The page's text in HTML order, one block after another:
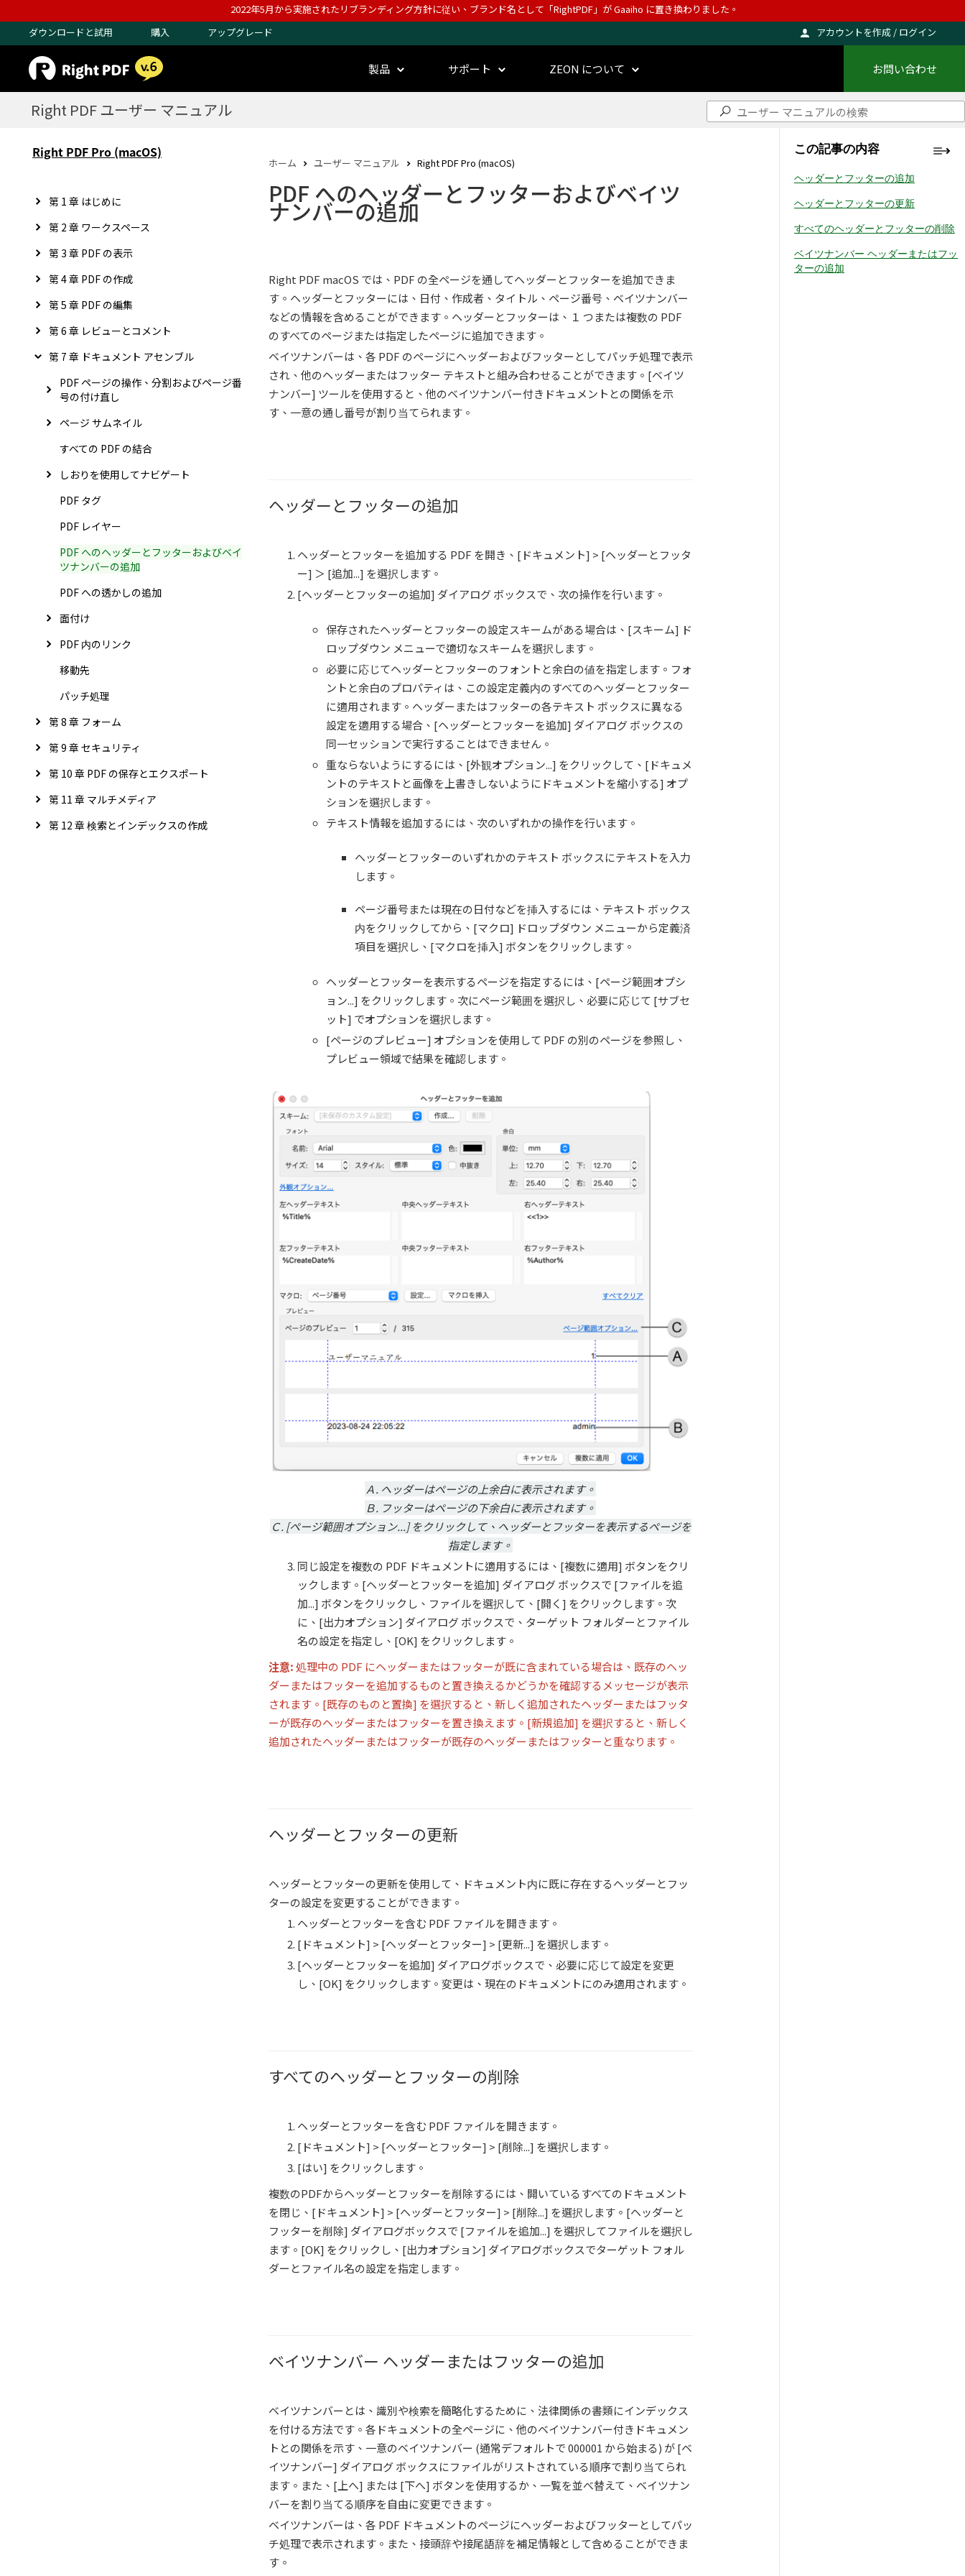
2022年5月から実施されたリブランディング方針に従い、ブランド名として「RightPDF」が Gaaiho に置き換わりました。
ダウンロードと試用
購入 アップグレード アカウントを作成 / ログイン
製品 サポート ZEON について お問い合わせ
Right PDF ユーザー マニュアル
Right PDF Pro (macOS)
第 1 章 はじめに
第 2 章 ワークスペース
第 3 章 PDF の表示
第 4 章 PDF の作成
第 5 章 PDF の編集
第 6 章 レビューとコメント
第 7 章 ドキュメント アセンブル
PDF ページの操作、分割およびページ番
号の付け直し
ページ サムネイル
すべての PDF の結合
しおりを使用してナビゲート
PDF タグ
PDF レイヤー
PDF へのヘッダーとフッターおよびベイ
ツナンバーの追加
PDF への透かしの追加
面付け
PDF 内のリンク
移動先
パッチ処理
第 8 章 フォーム
第 9 章 セキュリティ
第 10 章 PDF の保存とエクスポート
第 11 章 マルチメディア
第 12 章 検索とインデックスの作成
ホーム ユーザー マニュアル Right PDF Pro (macOS)
PDF へのヘッダーとフッターおよびベイツ
ナンバーの追加
Right PDF macOS では、PDF の全ページを通してヘッダーとフッターを追加できま
す。ヘッダーとフッターには、日付、作成者、タイトル、ページ番号、ベイツナンバー
などの情報を含めることができます。ヘッダーとフッターは、１ つまたは複数の PDF
のすべてのページまたは指定したページに追加できます。
ベイツナンバーは、各 PDF のページにヘッダーおよびフッターとしてパッチ処理で表示
され、他のヘッダーまたはフッター テキストと組み合わせることができます。[ベイツ
ナンバー] ツールを使用すると、他のベイツナンバー付きドキュメントとの関係を示
す、一意の通し番号が割り当てられます。
ヘッダーとフッターの追加
ヘッダーとフッターを追加する PDF を開き、[ドキュメント] > [ヘッダーとフッタ
ー] ＞ [追加...] を選択します。
[ヘッダーとフッターの追加] ダイアログ ボックスで、次の操作を行います。
保存されたヘッダーとフッターの設定スキームがある場合は、[スキーム] ド
ロップダウン メニューで適切なスキームを選択します。
必要に応じてヘッダーとフッターのフォントと余白の値を指定します。フォ
ントと余白のプロパティは、この設定定義内のすべてのヘッダーとフッター
に適用されます。ヘッダーまたはフッターの各テキスト ボックスに異なる
設定を適用する場合、[ヘッダーとフッターを追加] ダイアログ ボックスの
同一セッションで実行することはできません。
重ならないようにするには、[外観オプション...] をクリックして、[ドキュメ
ントのテキストと画像を上書きしないようにドキュメントを縮小する] オプ
ションを選択します。
テキスト情報を追加するには、次のいずれかの操作を行います。
ヘッダーとフッターのいずれかのテキスト ボックスにテキストを入力
します。
ページ番号または現在の日付などを挿入するには、テキスト ボックス
内をクリックしてから、[マクロ] ドロップダウン メニューから定義済
項目を選択し、[マクロを挿入] ボタンをクリックします。
ヘッダーとフッターを表示するページを指定するには、[ページ範囲オプシ
ョン...] をクリックします。次にページ範囲を選択し、必要に応じて [サブセ
ット] でオプションを選択します。
[ページのプレビュー] オプションを使用して PDF の別のページを参照し、
プレビュー領域で結果を確認します。
Ａ. ヘッダーはページの上余白に表示されます。
Ｂ. フッターはページの下余白に表示されます。
Ｃ. [ページ範囲オプション...] をクリックして、ヘッダーとフッターを表示するページを
指定します。
同じ設定を複数の PDF ドキュメントに適用するには、[複数に適用] ボタンをクリ
ックします。[ヘッダーとフッターを追加] ダイアログ ボックスで [ファイルを追
加...] ボタンをクリックし、ファイルを選択して、[開く] をクリックします。次
に、[出力オプション] ダイアログ ボックスで、ターゲット フォルダーとファイル
名の設定を指定し、[OK] をクリックします。
注意:処理中の PDF にヘッダーまたはフッターが既に含まれている場合は、既存のヘッ
ダーまたはフッターを追加するものと置き換えるかどうかを確認するメッセージが表示
されます。[既存のものと置換] を選択すると、新しく追加されたヘッダーまたはフッタ
ーが既存のヘッダーまたはフッターを置き換えます。[新規追加] を選択すると、新しく
追加されたヘッダーまたはフッターが既存のヘッダーまたはフッターと重なります。
ヘッダーとフッターの更新
ヘッダーとフッターの更新を使用して、ドキュメント内に既に存在するヘッダーとフッ
ターの設定を変更することができます。
ヘッダーとフッターを含む PDF ファイルを開きます。
[ドキュメント] > [ヘッダーとフッター] > [更新...] を選択します。
[ヘッダーとフッターを追加] ダイアログボックスで、必要に応じて設定を変更
し、[OK] をクリックします。変更は、現在のドキュメントにのみ適用されます。
すべてのヘッダーとフッターの削除
ヘッダーとフッターを含む PDF ファイルを開きます。
[ドキュメント] > [ヘッダーとフッター] > [削除...] を選択します。
[はい] をクリックします。
複数のPDFからヘッダーとフッターを削除するには、開いているすべてのドキュメント
を閉じ、[ドキュメント] > [ヘッダーとフッター] > [削除...] を選択します。[ヘッダーと
フッターを削除] ダイアログボックスで [ファイルを追加...] を選択してファイルを選択し
ます。[OK] をクリックし、[出力オプション] ダイアログボックスでターゲット フォル
ダーとファイル名の設定を指定します。
ベイツナンバー ヘッダーまたはフッターの追加
ベイツナンバーとは、識別や検索を簡略化するために、法律関係の書類にインデックス
を付ける方法です。各ドキュメントの全ページに、他のベイツナンバー付きドキュメン
トとの関係を示す、一意のベイツナンバー (通常デフォルトで 000001 から始まる) が [ベ
イツナンバー] ダイアログ ボックスにファイルがリストされている順序で割り当てられ
ます。また、[上へ] または [下へ] ボタンを使用するか、一覧を並べ替えて、ベイツナン
バーを割り当てる順序を自由に変更できます。
ベイツナンバーは、各 PDF ドキュメントのページにヘッダーおよびフッターとしてパッ
チ処理で表示されます。また、接頭辞や接尾語辞を補足情報として含めることができま
す。
この記事の内容
ヘッダーとフッターの追加
ヘッダーとフッターの更新
すべてのヘッダーとフッターの削除
ベイツナンバー ヘッダーまたはフッ
ターの追加